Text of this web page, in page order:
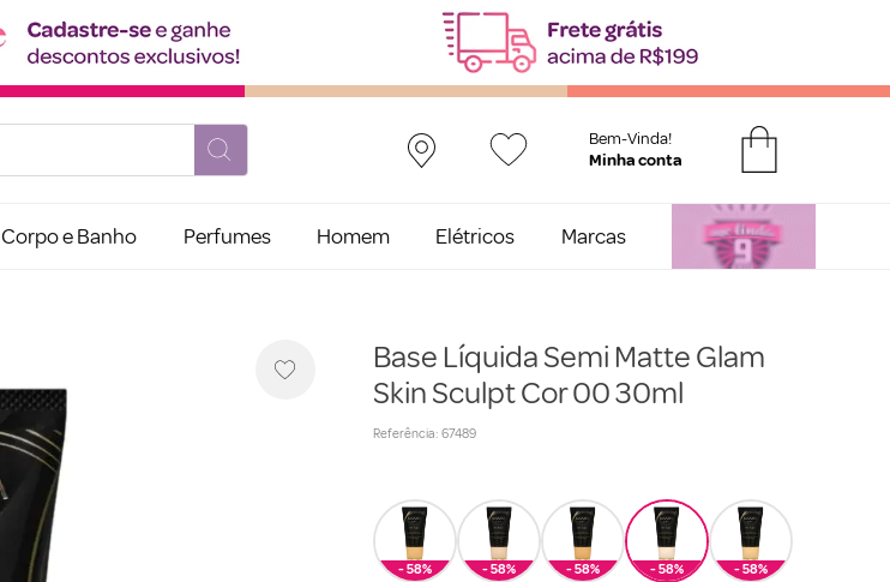
Bem-Vinda!
Corpo e Banho Perfumes Homem Elétricos Marcas
Base Líquida Semi Matte Glam
Skin Sculpt Cor 00 30ml
Referência: 67489
- 58% - 58% - 58% - 58% - 58%